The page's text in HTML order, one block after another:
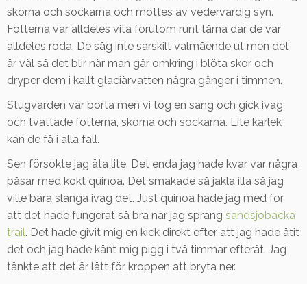
skorna och sockarna och möttes av vedervärdig syn.
Fötterna var alldeles vita förutom runt tårna där de var
alldeles röda. De såg inte särskilt välmående ut men det
är väl så det blir när man går omkring i blöta skor och
dryper dem i kallt glaciärvatten några gånger i timmen.
Stugvärden var borta men vi tog en säng och gick iväg
och tvättade fötterna, skorna och sockarna. Lite kärlek
kan de få i alla fall.
Sen försökte jag äta lite. Det enda jag hade kvar var några
påsar med kokt quinoa. Det smakade så jäkla illa så jag
ville bara slänga iväg det. Just quinoa hade jag med för
att det hade fungerat så bra när jag sprang sandsjöbacka
trail. Det hade givit mig en kick direkt efter att jag hade ätit
det och jag hade känt mig pigg i två timmar efteråt. Jag
tänkte att det är lätt för kroppen att bryta ner.